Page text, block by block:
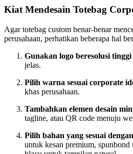
Kiat Mendesain Totebag
Agar totebag custom benar-benar
perusahaan, perhatikan beberapa hal
Gunakan logo beresolusi tinggi
jelas.
Pilih warna sesuai corporate
khas perusahaan.
Tambahkan elemen desain
tagline, atau QR code menuju
Pilih bahan yang sesuai
untuk kesan premium, spunbond